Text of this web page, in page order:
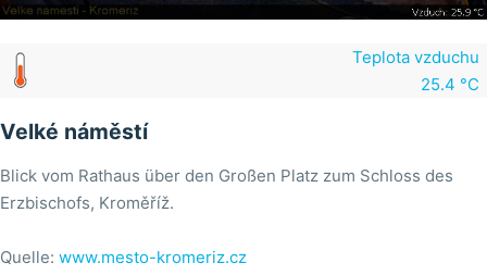
Teplota vzduchu
25.4 °C
Velké náměstí
Blick vom Rathaus über den Großen Platz zum Schloss des
Erzbischofs, Kroměříž.
Quelle: www.mesto-kromeriz.cz